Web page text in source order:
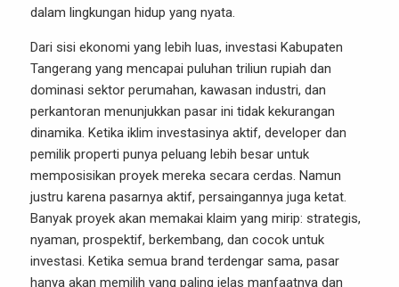
dalam lingkungan hidup yang nyata.
Dari sisi ekonomi yang lebih luas, investasi Kabupaten
Tangerang yang mencapai puluhan triliun rupiah dan
dominasi sektor perumahan, kawasan industri, dan
perkantoran menunjukkan pasar ini tidak kekurangan
dinamika. Ketika iklim investasinya aktif, developer dan
pemilik properti punya peluang lebih besar untuk
memposisikan proyek mereka secara cerdas. Namun
justru karena pasarnya aktif, persaingannya juga ketat.
Banyak proyek akan memakai klaim yang mirip: strategis,
nyaman, prospektif, berkembang, dan cocok untuk
investasi. Ketika semua brand terdengar sama, pasar
hanya akan memilih yang paling jelas manfaatnya dan